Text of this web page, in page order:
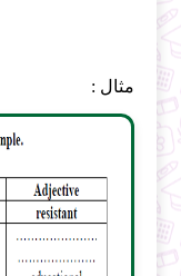
مثال :